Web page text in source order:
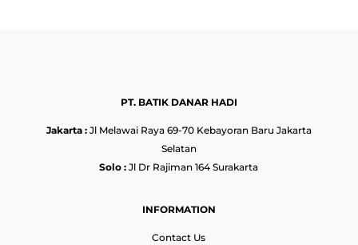
PT. BATIK DANAR HADI
Jakarta :Jl Melawai Raya 69-70 Kebayoran Baru Jakarta
Selatan
Solo : Jl Dr Rajiman 164 Surakarta
INFORMATION
Contact Us